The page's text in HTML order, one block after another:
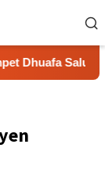
150 Ribu